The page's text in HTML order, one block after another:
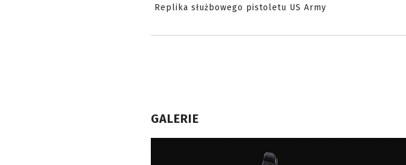
Replika służbowego pistoletu US Army
GALERIE